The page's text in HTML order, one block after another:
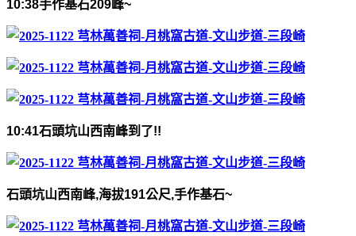
10:38手作基石209峰~
10:41石頭坑山西南峰到了!!
石頭坑山西南峰,海拔191公尺,手作基石~